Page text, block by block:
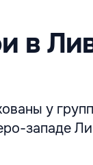
в
у
западе